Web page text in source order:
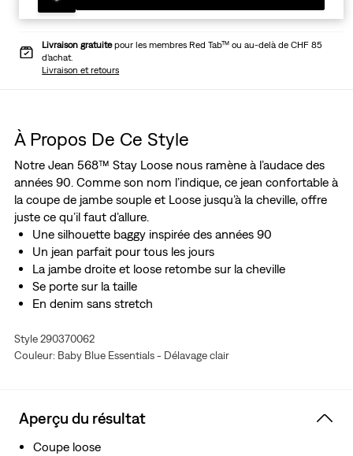
Livraison gratuitepour les membres Red Tab™ ou au-delà de CHF 85
d’achat.
Livraison et retours
À Propos De Ce Style
Notre Jean 568™ Stay Loose nous ramène à l’audace des
années 90. Comme son nom l’indique, ce jean confortable à
la coupe de jambe souple et Loose jusqu’à la cheville, offre
juste ce qu’il faut d’allure.
Une silhouette baggy inspirée des années 90
Un jean parfait pour tous les jours
La jambe droite et loose retombe sur la cheville
Se porte sur la taille
En denim sans stretch
Style 290370062
Couleur: Baby Blue Essentials - Délavage clair
Aperçu du résultat
Coupe loose